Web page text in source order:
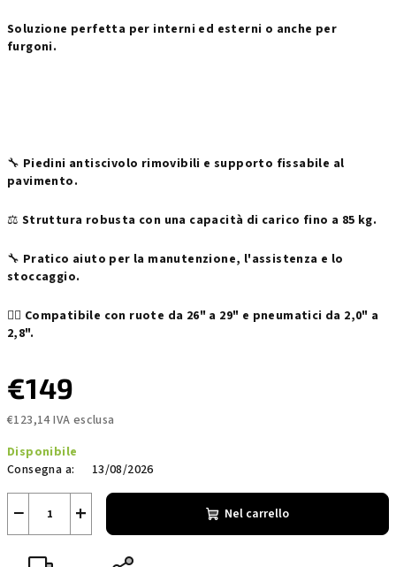
Soluzione perfetta per interni ed esterni o anche per
furgoni.
🔧 Piedini antiscivolo rimovibili e supporto fissabile al
pavimento.
⚖️ Struttura robusta con una capacità di carico fino a 85 kg.
🔧 Pratico aiuto per la manutenzione, l'assistenza e lo
stoccaggio.
🚴‍♂️ Compatibile con ruote da 26" a 29" e pneumatici da 2,0" a
2,8".
€149
€123,14 IVA esclusa
della
misura:
Disponibile
Consegna a:
13/08/2026
+
− Nel carrello